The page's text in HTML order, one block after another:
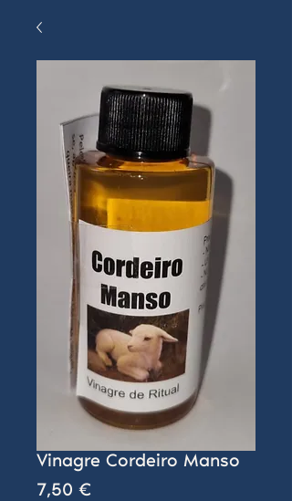
Vinagre Cordeiro Manso
7,50 €Preço